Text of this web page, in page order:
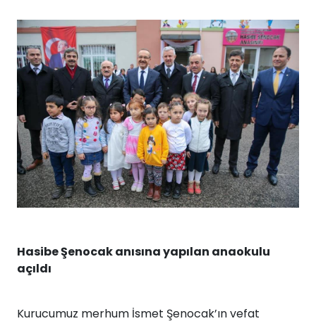
Hasibe Şenocak anısına yapılan anaokulu
açıldı
Kurucumuz merhum İsmet Şenocak’ın vefat